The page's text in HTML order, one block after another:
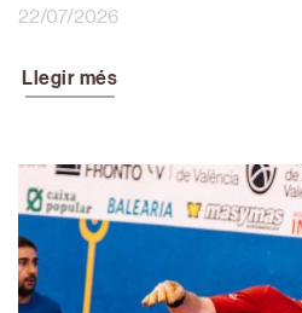
22/07/2026
Llegir més